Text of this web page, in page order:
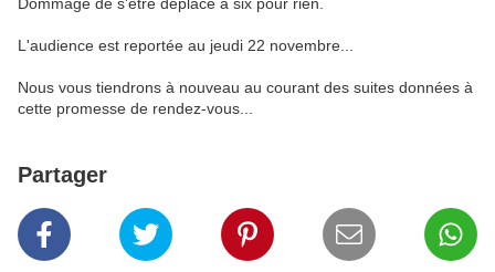
L'audience est reportée au jeudi 22 novembre...
Nous vous tiendrons à nouveau au courant des suites données à
cette promesse de rendez-vous...
Partager